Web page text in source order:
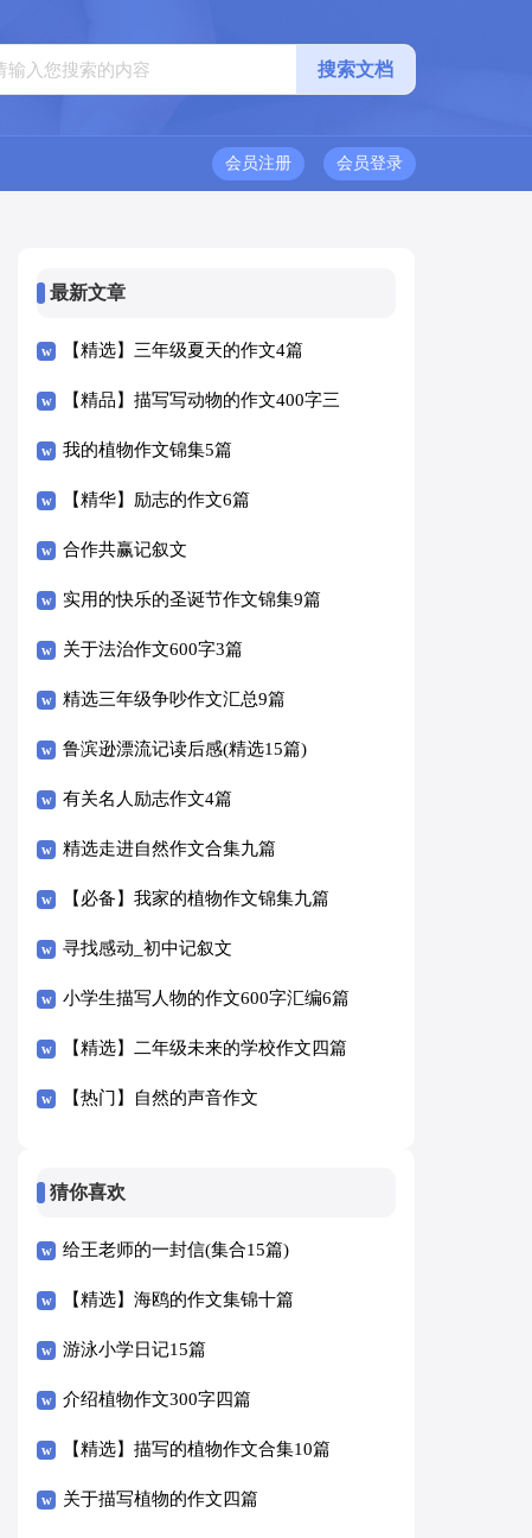
会员登录
会员注册
最新文章
【精选】三年级夏天的作文4篇
【精品】描写写动物的作文400字三
篇
我的植物作文锦集5篇
【精华】励志的作文6篇
合作共赢记叙文
实用的快乐的圣诞节作文锦集9篇
关于法治作文600字3篇
精选三年级争吵作文汇总9篇
鲁滨逊漂流记读后感(精选15篇)
有关名人励志作文4篇
精选走进自然作文合集九篇
【必备】我家的植物作文锦集九篇
寻找感动_初中记叙文
小学生描写人物的作文600字汇编6篇
【精选】二年级未来的学校作文四篇
【热门】自然的声音作文
猜你喜欢
给王老师的一封信(集合15篇)
【精选】海鸥的作文集锦十篇
游泳小学日记15篇
介绍植物作文300字四篇
【精选】描写的植物作文合集10篇
关于描写植物的作文四篇